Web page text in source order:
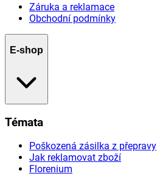
Záruka a reklamace
Obchodní podmínky
E-shop
Témata
Poškozená zásilka z přepravy
Jak reklamovat zboží
Florenium